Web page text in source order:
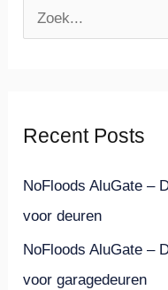
nRecent Posts
NoFloods AluGate –
voor deuren
NoFloods AluGate –
voor garagedeuren